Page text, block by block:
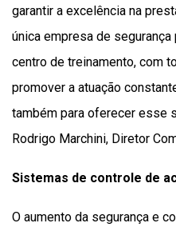
garantir a excelência na
única empresa de
centro de treinamento, com
promover a atuação
também para oferecer esse
Rodrigo Marchini, Diretor
Sistemas de controle de
O aumento da segurança e